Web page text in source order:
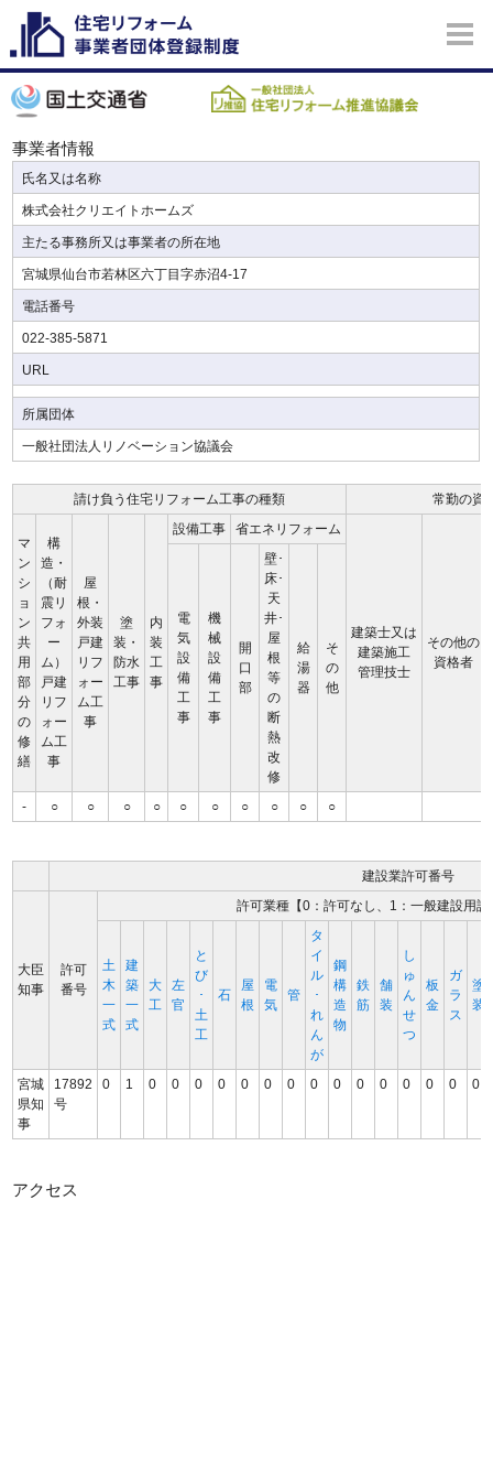
事業者情報
氏名又は名称
株式会社クリエイトホームズ
主たる事務所又は事業者の所在地
宮城県仙台市若林区六丁目字赤沼4-17
電話番号
022-385-5871
URL
所属団体
一般社団法人リノベーション協議会
請け負う住宅リフォーム工事の種類 常勤の資
マ
ン
シ
ョ
ン
共
用
部
分
の
修
繕
構
造・
（耐
震リ
フォ
ー
ム）
戸建
リフ
ォー
ム工
事
屋
根・
外装
戸建
リフ
ォー
ム工
事
塗
装・
防水
工事
内
装
工
事
設備工事 省エネリフォーム
建築士又は
建築施工
管理技士
その他の
資格者
電
気
設
備
工
事
機
械
設
備
工
事
開
口
部
壁･
床･
天
井･
屋
根
等
の
断
熱
改
修
給
湯
器
そ
の
他
- ○ ○ ○ ○ ○ ○ ○ ○ ○ ○
建設業許可番号
大臣
知事
許可
番号
許可業種【0：許可なし、1：一般建設用
土
木
一
式
建
築
一
式
大
工
左
官
と
び
･
土
工
石
屋
根
電
気
管
タ
イ
ル
･
れ
ん
が
鋼
構
造
物
鉄
筋
舗
装
し
ゅ
ん
せ
つ
板
金
ガ
ラ
ス
塗
装
宮城
県知
事
17892
号
0 1 0 0 0 0 0 0 0 0 0 0 0 0 0 0 0
アクセス